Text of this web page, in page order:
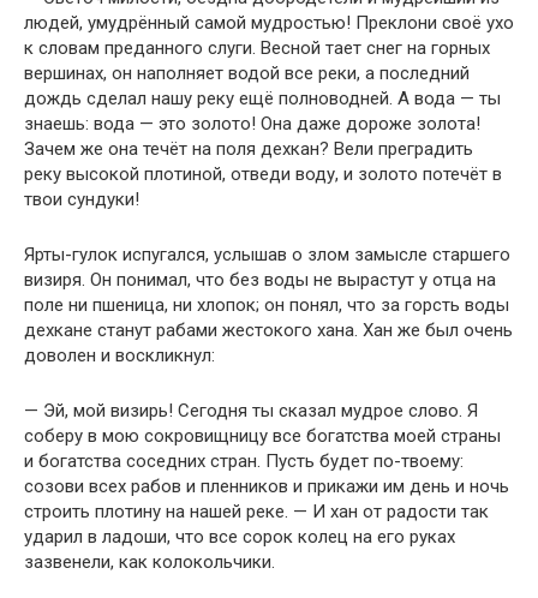
людей, умудрённый самой мудростью! Преклони своё ухо
к словам преданного слуги. Весной тает снег на горных
вершинах, он наполняет водой все реки, а последний
дождь сделал нашу реку ещё полноводней. А вода — ты
знаешь: вода — это золото! Она даже дороже золота!
Зачем же она течёт на поля дехкан? Вели преградить
реку высокой плотиной, отведи воду, и золото потечёт в
твои сундуки!
Ярты-гулок испугался, услышав о злом замысле старшего
визиря. Он понимал, что без воды не вырастут у отца на
поле ни пшеница, ни хлопок; он понял, что за горсть воды
дехкане станут рабами жестокого хана. Хан же был очень
доволен и воскликнул:
— Эй, мой визирь! Сегодня ты сказал мудрое слово. Я
соберу в мою сокровищницу все богатства моей страны
и богатства соседних стран. Пусть будет по-твоему:
созови всех рабов и пленников и прикажи им день и ночь
строить плотину на нашей реке. — И хан от радости так
ударил в ладоши, что все сорок колец на его руках
зазвенели, как колокольчики.